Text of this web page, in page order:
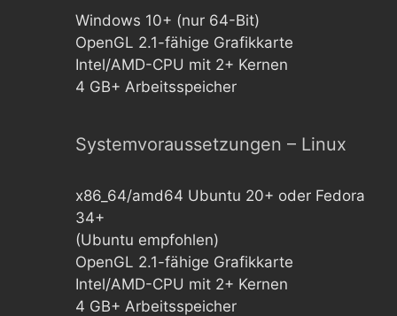
Windows 10+ (nur 64-Bit)
OpenGL 2.1-fähige Grafikkarte
Intel/AMD-CPU mit 2+ Kernen
4 GB+ Arbeitsspeicher
Systemvoraussetzungen – Linux
x86_64/amd64 Ubuntu 20+ oder Fedora
34+
(Ubuntu empfohlen)
OpenGL 2.1-fähige Grafikkarte
Intel/AMD-CPU mit 2+ Kernen
4 GB+ Arbeitsspeicher